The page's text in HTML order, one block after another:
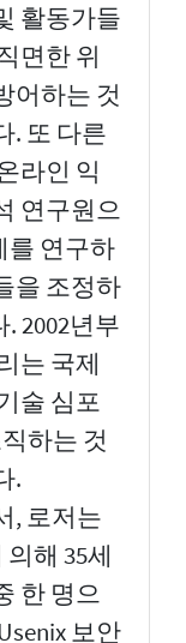
활동가들
면한 위
어하는 것
. 또 다른
라인 익
연구원으
를 연구하
을 조정하
2002년부
는 국제
술 심포
하는 것
.
, 로저는
해 35세
한 명으
보안